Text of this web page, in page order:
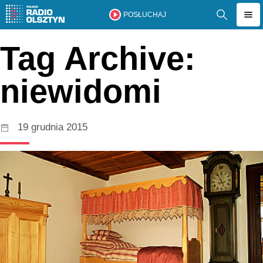
POSŁUCHAJ
Tag Archive:
niewidomi
19 grudnia 2015